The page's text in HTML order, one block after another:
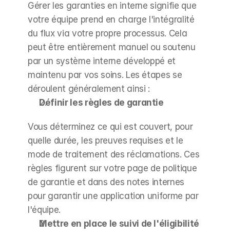
Gérer les garanties en interne signifie que
votre équipe prend en charge l'intégralité
du flux via votre propre processus. Cela
peut être entièrement manuel ou soutenu
par un système interne développé et
maintenu par vos soins. Les étapes se
déroulent généralement ainsi :
Définir les règles de garantie
Vous déterminez ce qui est couvert, pour
quelle durée, les preuves requises et le
mode de traitement des réclamations. Ces
règles figurent sur votre page de politique
de garantie et dans des notes internes
pour garantir une application uniforme par
l'équipe.
Mettre en place le suivi de l'éligibilité